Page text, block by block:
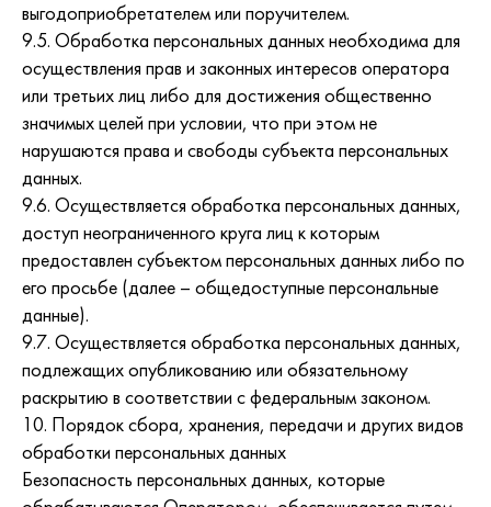
выгодоприобретателем или поручителем.
9.5. Обработка персональных данных необходима для
осуществления прав и законных интересов оператора
или третьих лиц либо для достижения общественно
значимых целей при условии, что при этом не
нарушаются права и свободы субъекта персональных
данных.
9.6. Осуществляется обработка персональных данных,
доступ неограниченного круга лиц к которым
предоставлен субъектом персональных данных либо по
его просьбе (далее – общедоступные персональные
данные).
9.7. Осуществляется обработка персональных данных,
подлежащих опубликованию или обязательному
раскрытию в соответствии с федеральным законом.
10. Порядок сбора, хранения, передачи и других видов
обработки персональных данных
Безопасность персональных данных, которые